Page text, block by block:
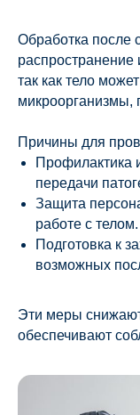
Обработка после
так как тело
микроорганизмы,
Причины для
Профилактика
передачи
Защита
работе с телом.
Подготовка к
возможных
Эти меры
обеспечивают